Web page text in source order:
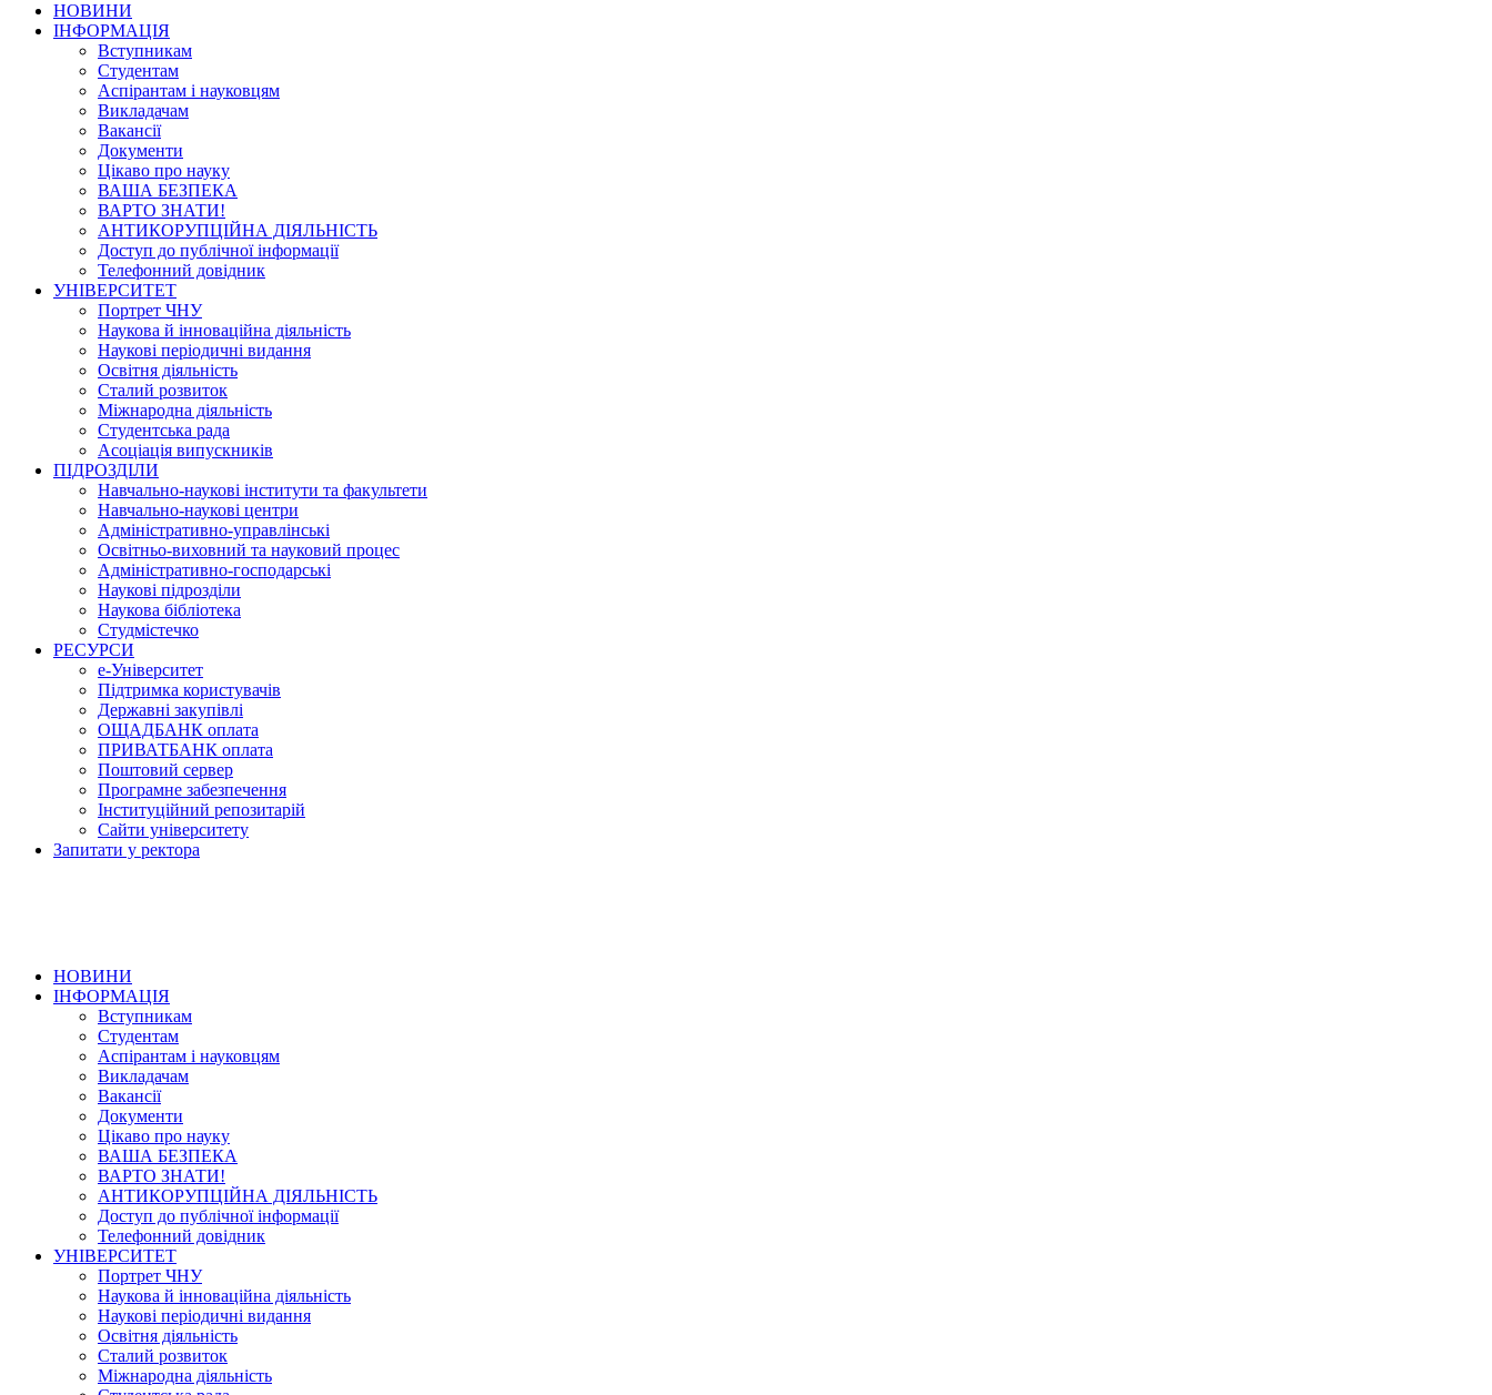
НОВИНИ
ІНФОРМАЦІЯ
Вступникам
Студентам
Аспірантам і науковцям
Викладачам
Вакансії
Документи
Цікаво про науку
ВАША БЕЗПЕКА
ВАРТО ЗНАТИ!
АНТИКОРУПЦІЙНА ДІЯЛЬНІСТЬ
Доступ до публічної інформації
Телефонний довідник
УНІВЕРСИТЕТ
Портрет ЧНУ
Наукова й інноваційна діяльність
Наукові періодичні видання
Освітня діяльність
Сталий розвиток
Міжнародна діяльність
Студентська рада
Асоціація випускників
ПІДРОЗДІЛИ
Навчально-наукові інститути та факультети
Навчально-наукові центри
Адміністративно-управлінські
Освітньо-виховний та науковий процес
Адміністративно-господарські
Наукові підрозділи
Наукова бібліотека
Студмістечко
РЕСУРСИ
е-Університет
Підтримка користувачів
Державні закупівлі
ОЩАДБАНК оплата
ПРИВАТБАНК оплата
Поштовий сервер
Програмне забезпечення
Інституційний репозитарій
Сайти університету
Запитати у ректора
НОВИНИ
ІНФОРМАЦІЯ
Вступникам
Студентам
Аспірантам і науковцям
Викладачам
Вакансії
Документи
Цікаво про науку
ВАША БЕЗПЕКА
ВАРТО ЗНАТИ!
АНТИКОРУПЦІЙНА ДІЯЛЬНІСТЬ
Доступ до публічної інформації
Телефонний довідник
УНІВЕРСИТЕТ
Портрет ЧНУ
Наукова й інноваційна діяльність
Наукові періодичні видання
Освітня діяльність
Сталий розвиток
Міжнародна діяльність